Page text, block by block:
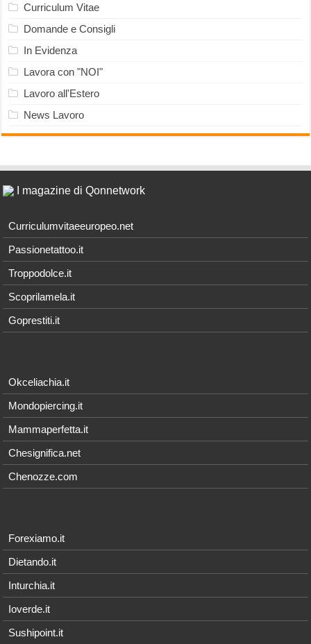
Curriculum Vitae
Domande e Consigli
In Evidenza
Lavora con "NOI"
Lavoro all'Estero
News Lavoro
I magazine di Qonnetwork
Curriculumvitaeeuropeo.net
Passionetattoo.it
Troppodolce.it
Scoprilamela.it
Goprestiti.it
Okceliachia.it
Mondopiercing.it
Mammaperfetta.it
Chesignifica.net
Chenozze.com
Forexiamo.it
Dietando.it
Inturchia.it
Ioverde.it
Sushipoint.it